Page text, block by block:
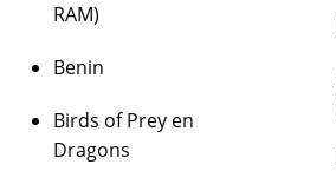
RAM)
Benin
Birds of Prey en
Dragons